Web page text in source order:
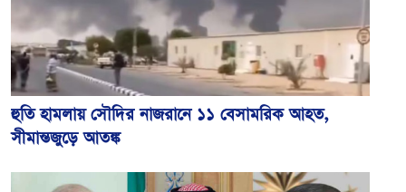
হুতি হামলায় সৌদির নাজরানে ১১ বেসামরিক আহত,
সীমান্তজুড়ে আতঙ্ক